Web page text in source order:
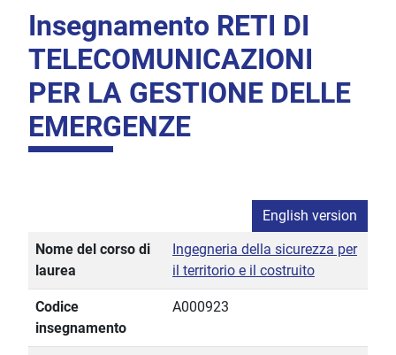
Insegnamento RETI DI
TELECOMUNICAZIONI
PER LA GESTIONE DELLE
EMERGENZE
English version
Nome del corso di
laurea
Ingegneria della sicurezza per
il territorio e il costruito
Codice
insegnamento
A000923